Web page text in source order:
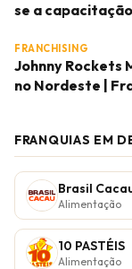
se a
FRANCHISING
Johnny Rockets
no Nordeste |
FRANQUIAS EM
Brasil
Alimentação
10 PASTÉIS
Alimentação